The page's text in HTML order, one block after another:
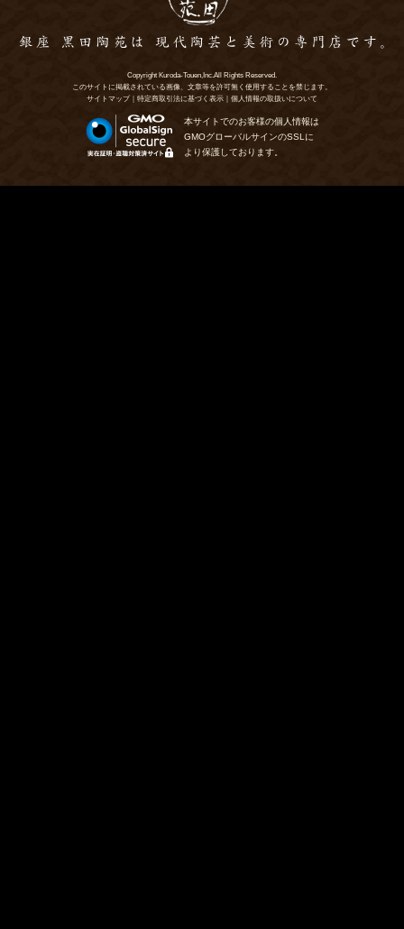
Copyright Kuroda-Touen,Inc.All Rights Reserved.
このサイトに掲載されている画像、文章等を許可無く使用することを禁じます。
サイトマップ
特定商取引法に基づく表示 個人情報の取扱いについて
本サイトでのお客様の個人情報は
GMOグローバルサインのSSLに
より保護しております。